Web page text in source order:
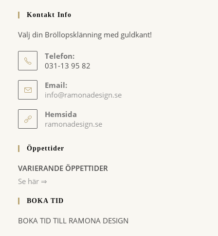
Kontakt Info
Välj din Bröllopsklänning med guldkant!
Telefon:
031-13 95 82
Email:
info@ramonadesign.seOpens
Hemsida
ramonadesign.se
Öppettider
VARIERANDE ÖPPETTIDER
Se här ⇒
BOKA TID
BOKA TID TILL RAMONA DESIGN